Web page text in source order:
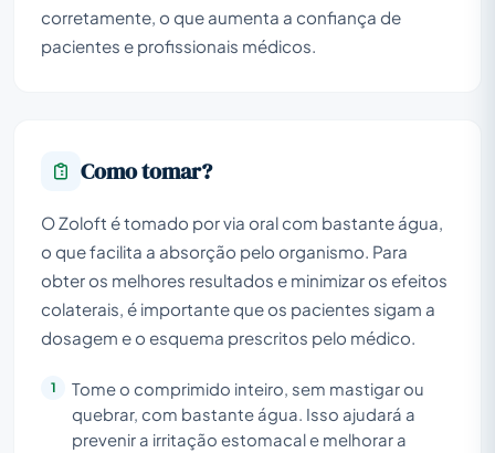
corretamente, o que aumenta a confiança de
pacientes e profissionais médicos.
Como tomar?
O Zoloft é tomado por via oral com bastante água,
o que facilita a absorção pelo organismo. Para
obter os melhores resultados e minimizar os efeitos
colaterais, é importante que os pacientes sigam a
dosagem e o esquema prescritos pelo médico.
Tome o comprimido inteiro, sem mastigar ou
quebrar, com bastante água. Isso ajudará a
prevenir a irritação estomacal e melhorar a